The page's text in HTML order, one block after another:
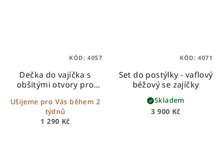
Dečka do vajíčka s
obšitými otvory pro
bílý beránek + eukalypt
1 290 Kč
Ušijeme pro Vás během 2
týdnů
KÓD: 4057
Set do postýlky - vaflový
béžový se zajíčky
3 900 Kč
Skladem
KÓD: 4071